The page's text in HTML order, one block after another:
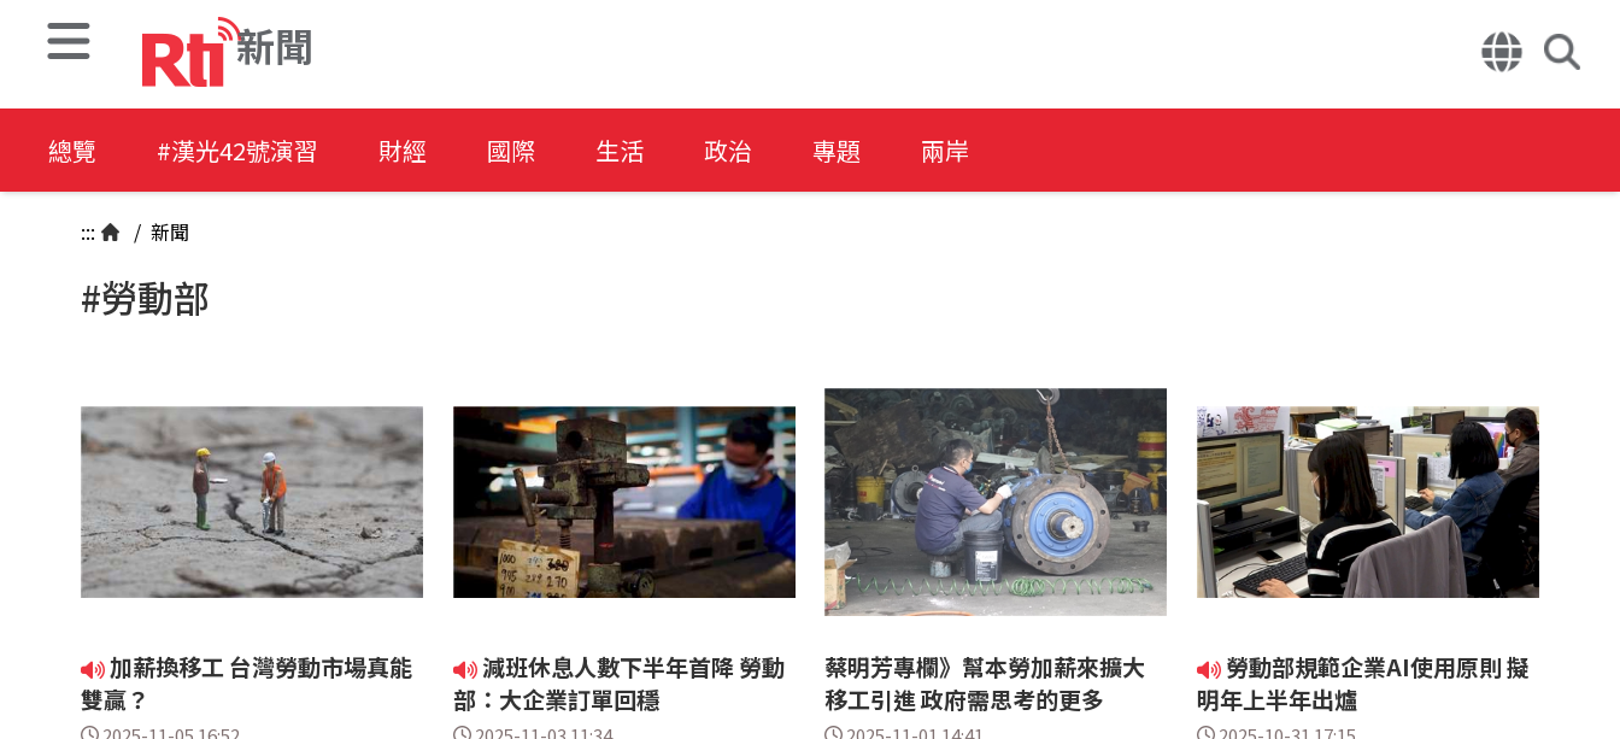
新聞
總覽 #漢光42號演習 財經 國際 生活 政治 專題 兩岸
::: / 新聞
#勞動部
加薪換移工 台灣勞動市場真能
雙贏？
減班休息人數下半年首降 勞動
部：大企業訂單回穩
蔡明芳專欄》幫本勞加薪來擴大
移工引進 政府需思考的更多
勞動部規範企業AI使用原則 擬
明年上半年出爐